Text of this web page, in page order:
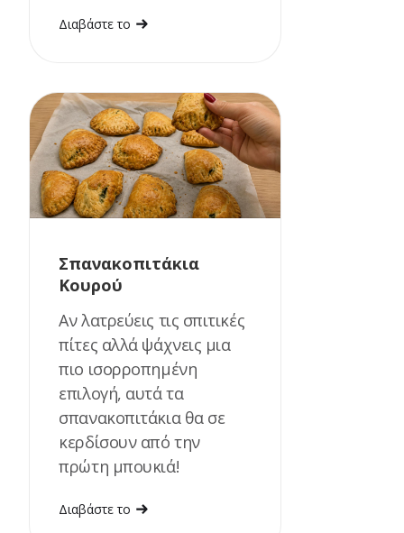
Διαβάστε το
Σπανακοπιτάκια
Κουρού
Αν λατρεύεις τις σπιτικές
πίτες αλλά ψάχνεις μια
πιο ισορροπημένη
επιλογή, αυτά τα
σπανακοπιτάκια θα σε
κερδίσουν από την
πρώτη μπουκιά!
Διαβάστε το